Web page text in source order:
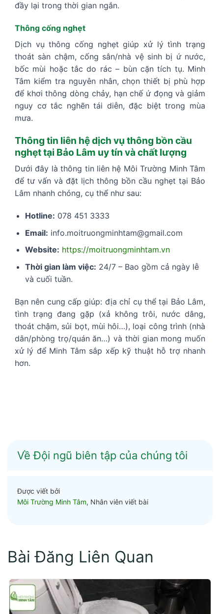
đầy lại trong thời gian ngắn.
Thông cống nghẹt
Dịch vụ thông cống nghẹt giúp xử lý tình trạng
thoát sàn chậm, cống sân/nhà vệ sinh bị ứ nước,
bốc mùi hoặc tắc do rác – bùn cặn tích tụ. Minh
Tâm kiểm tra nguyên nhân, chọn thiết bị phù hợp
để khơi thông dòng chảy, hạn chế ứ đọng và giảm
nguy cơ tắc nghẽn tái diễn, đặc biệt trong mùa
mưa.
Thông tin liên hệ dịch vụ thông bồn cầu
nghẹt tại Bảo Lâm uy tín và chất lượng
Dưới đây là thông tin liên hệ Môi Trường Minh Tâm
để tư vấn và đặt lịch thông bồn cầu nghẹt tại Bảo
Lâm nhanh chóng, cụ thể như sau:
Hotline: 078 451 3333
Email: info.moitruongminhtam@gmail.com
Website: https://moitruongminhtam.vn
Thời gian làm việc: 24/7 – Bao gồm cả ngày lễ
và cuối tuần.
Bạn nên cung cấp giúp: địa chỉ cụ thể tại Bảo Lâm,
tình trạng đang gặp (xả không trôi, nước dâng,
thoát chậm, sủi bọt, mùi hôi…), loại công trình (nhà
dân/phòng trọ/quán ăn…) và thời gian mong muốn
xử lý để Minh Tâm sắp xếp kỹ thuật hỗ trợ nhanh
hơn.
Về Đội ngũ biên tập của chúng tôi
Được viết bởi
Môi Trường Minh Tâm, Nhân viên viết bài
Bài Đăng Liên Quan